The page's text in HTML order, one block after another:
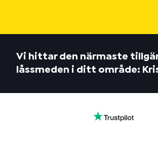
Vi hittar den närmaste
låssmeden i ditt område: